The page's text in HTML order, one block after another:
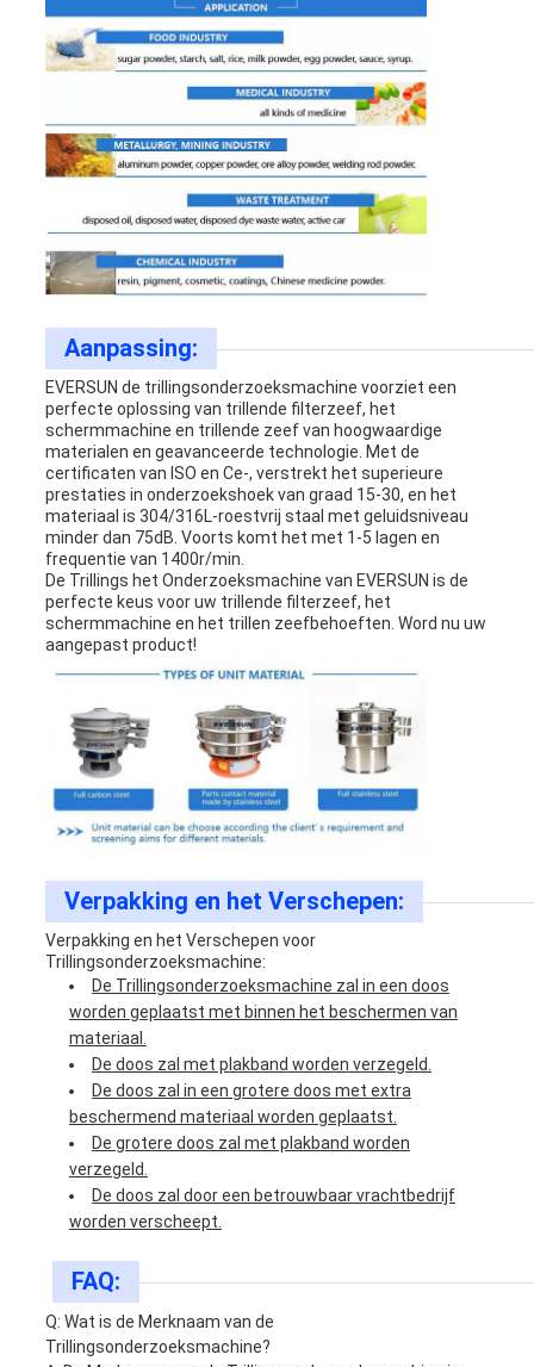
Aanpassing:
EVERSUN de trillingsonderzoeksmachine voorziet een
perfecte oplossing van trillende filterzeef, het
schermmachine en trillende zeef van hoogwaardige
materialen en geavanceerde technologie. Met de
certificaten van ISO en Ce-, verstrekt het superieure
prestaties in onderzoekshoek van graad 15-30, en het
materiaal is 304/316L-roestvrij staal met geluidsniveau
minder dan 75dB. Voorts komt het met 1-5 lagen en
frequentie van 1400r/min.
De Trillings het Onderzoeksmachine van EVERSUN is de
perfecte keus voor uw trillende filterzeef, het
schermmachine en het trillen zeefbehoeften. Word nu uw
aangepast product!
Verpakking en het Verschepen:
Verpakking en het Verschepen voor
Trillingsonderzoeksmachine:
De Trillingsonderzoeksmachine zal in een doos
worden geplaatst met binnen het beschermen van
materiaal.
De doos zal met plakband worden verzegeld.
De doos zal in een grotere doos met extra
beschermend materiaal worden geplaatst.
De grotere doos zal met plakband worden
verzegeld.
De doos zal door een betrouwbaar vrachtbedrijf
worden verscheept.
FAQ:
Q: Wat is de Merknaam van de
Trillingsonderzoeksmachine?